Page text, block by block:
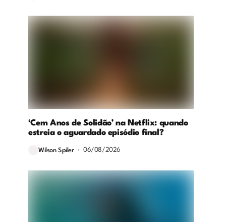
‘Cem Anos de Solidão’ na Netflix: quando
estreia o aguardado episódio final?
Wilson Spiler 06/08/2026